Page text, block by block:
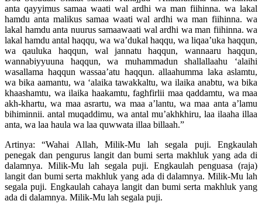
anta qayyimus samaa waati wal ardhi wa man fiihinna. wa lakal
hamdu anta malikus samaa waati wal ardhi wa man fiihinna. wa
lakal hamdu anta nuurus samaawaati wal ardhi wa man fiihinna. wa
lakal hamdu antal haqqu, wa wa’dukal haqqu, wa liqaa’uka haqqun,
wa qauluka haqqun, wal jannatu haqqun, wannaaru haqqun,
wannabiyyuuna haqqun, wa muhammadun shallallaahu ‘alaihi
wasallama haqqun wassaa’atu haqqun. allaahumma laka aslamtu,
wa bika aamantu, wa ‘alaika tawakkaltu, wa ilaika anabtu, wa bika
khaashamtu, wa ilaika haakamtu, faghfirlii maa qaddamtu, wa maa
akh-khartu, wa maa asrartu, wa maa a’lantu, wa maa anta a’lamu
bihiminnii. antal muqaddimu, wa antal mu’akhkhiru, laa ilaaha illaa
anta, wa laa haula wa laa quwwata illaa billaah.”
Artinya: “Wahai Allah, Milik-Mu lah segala puji. Engkaulah
penegak dan pengurus langit dan bumi serta makhluk yang ada di
dalamnya. Milik-Mu lah segala puji. Engkaulah penguasa (raja)
langit dan bumi serta makhluk yang ada di dalamnya. Milik-Mu lah
segala puji. Engkaulah cahaya langit dan bumi serta makhluk yang
ada di dalamnya. Milik-Mu lah segala puji.